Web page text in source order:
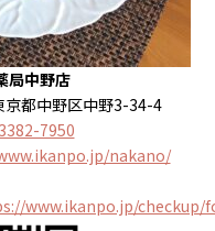
局中野店
都中野区中野3-34-4
7950
nakano/
www.ikanpo.jp/checkup/